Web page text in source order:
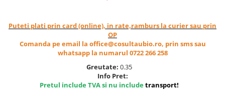
Cereale, fulgi din cereale, mic
Lactate
Puteti plati prin card (online), in rate,ramburs la curier sau prin
OP
Comanda pe email la office@cosultaubio.ro, prin sms sau
whatsapp la numarul 0722 266 258
Greutate: 0.35
Info Pret:
Pretul include TVA si nu includetransport!